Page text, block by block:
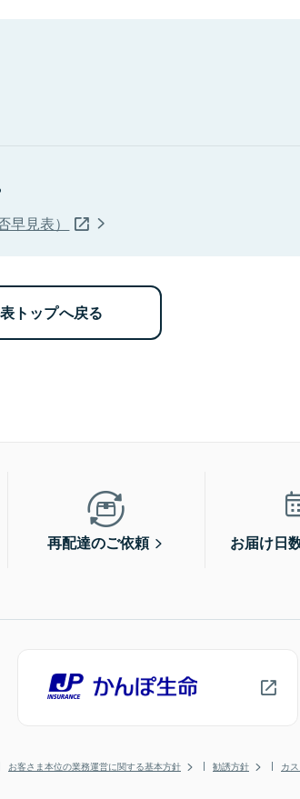
見表）
トップへ戻る
再配達のご依頼 お届け日
お客さま本位の業務運営に関する基本方針 勧誘方針 カ